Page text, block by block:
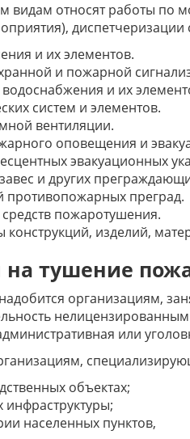
видам относят работы по
диспетчеризации
и их элементов.
и пожарной
и их
систем и элементов.
вентиляции.
оповещения и
эвакуационных
и других
противопожарных преград.
пожаротушения.
конструкций, изделий,
тушение
организациям,
или
объектах;
инфраструктуры;
населенных пунктов,